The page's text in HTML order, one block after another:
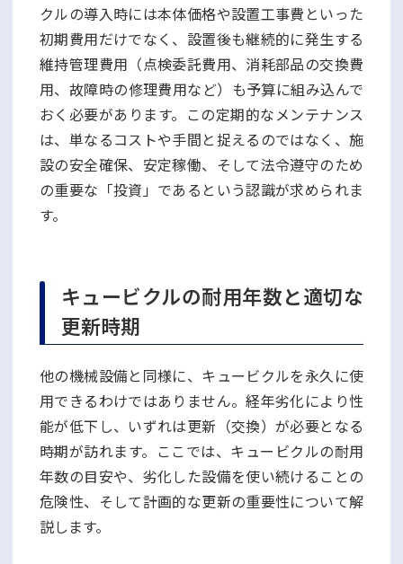
クルの導入時には本体価格や設置工事費といった
初期費用だけでなく、設置後も継続的に発生する
維持管理費用（点検委託費用、消耗部品の交換費
用、故障時の修理費用など）も予算に組み込んで
おく必要があります。この定期的なメンテナンス
は、単なるコストや手間と捉えるのではなく、施
設の安全確保、安定稼働、そして法令遵守のため
の重要な「投資」であるという認識が求められま
す。
キュービクルの耐用年数と適切な
更新時期
他の機械設備と同様に、キュービクルを永久に使
用できるわけではありません。経年劣化により性
能が低下し、いずれは更新（交換）が必要となる
時期が訪れます。ここでは、キュービクルの耐用
年数の目安や、劣化した設備を使い続けることの
危険性、そして計画的な更新の重要性について解
説します。